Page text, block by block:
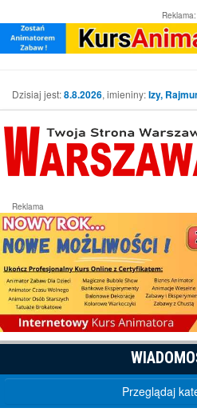
Reklama:
Dzisiaj jest:8.8.2026, imieniny:Izy,
Reklama
Przeglądaj